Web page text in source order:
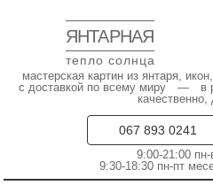
ЯНТАРНАЯ
тепло солнца
мастерская картин из янтаря,
с доставкой по всему миру — в
качественно,
067 893 0241
9:00-21:00 пн-
9:30-18:30 пн-пт